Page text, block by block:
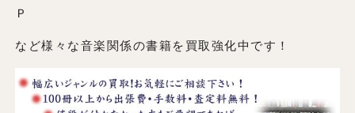
Ｐ
など様々な音楽関係の書籍を買取強化中です！